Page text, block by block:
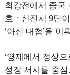
최강전에서 중국
호ㆍ신진서 9단
‘아산 대첩’을 이
‘영재에서 정상
성장 서사를 중